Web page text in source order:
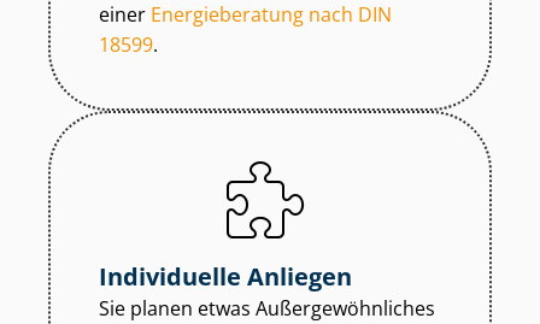
einer Energieberatung nach DIN
18599.
Individuelle Anliegen
Sie planen etwas Au­ßer­ge­wöhn­li­ches